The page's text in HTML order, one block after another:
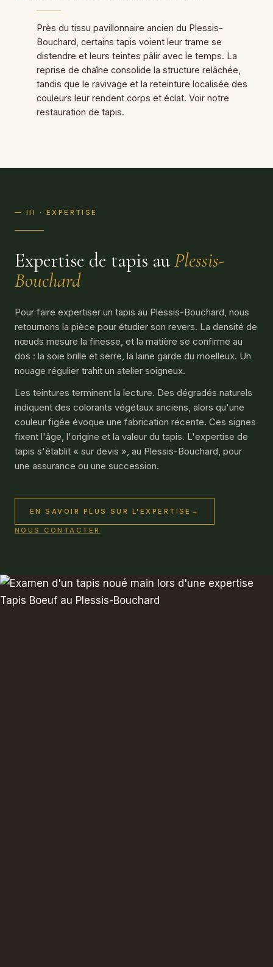
Près du tissu pavillonnaire ancien du Plessis-
Bouchard, certains tapis voient leur trame se
distendre et leurs teintes pâlir avec le temps. La
reprise de chaîne consolide la structure relâchée,
tandis que le ravivage et la reteinture localisée des
couleurs leur rendent corps et éclat. Voir notre
restauration de tapis.
— III · EXPERTISE
Expertise de tapis auPlessis-
Bouchard
Pour faire expertiser un tapis au Plessis-Bouchard, nous
retournons la pièce pour étudier son revers. La densité de
nœuds mesure la finesse, et la matière se confirme au
dos : la soie brille et serre, la laine garde du moelleux. Un
nouage régulier trahit un atelier soigneux.
Les teintures terminent la lecture. Des dégradés naturels
indiquent des colorants végétaux anciens, alors qu'une
couleur figée évoque une fabrication récente. Ces signes
fixent l'âge, l'origine et la valeur du tapis. L'expertise de
tapis s'établit « sur devis », au Plessis-Bouchard, pour
une assurance ou une succession.
EN SAVOIR PLUS SUR L'EXPERTISE →
NOUS CONTACTER